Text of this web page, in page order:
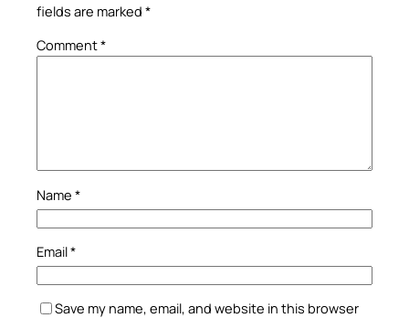
fields are marked *
Comment*
Name *
Email*
Save my name, email, and website in this browser